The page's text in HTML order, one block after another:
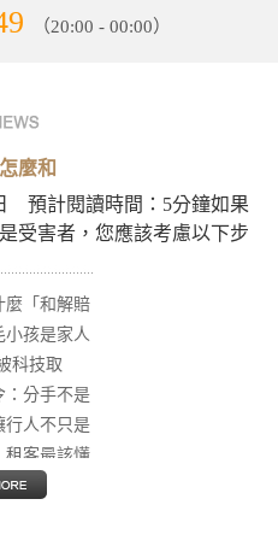
（20:00 - 00:00）
麼和
預計閱讀時間：5分鐘如果
受害者，您應該考慮以下步
麼「和解賠
小孩是家人
科技取
：分手不是
行人不只是
租客最該懂
字號、護